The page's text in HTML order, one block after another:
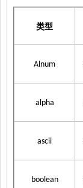
类型
Alnum
alpha
ascii
boolean